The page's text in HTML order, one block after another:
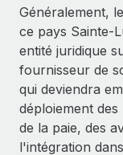
Généralement,
ce pays Sainte-
entité juridique
fournisseur de
qui deviendra
déploiement
de la paie, des
l'intégration